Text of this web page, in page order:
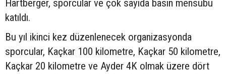
Hartberger, sporcular ve çok sayıda basın mensubu
katıldı.
Bu yıl ikinci kez düzenlenecek organizasyonda
sporcular, Kaçkar 100 kilometre, Kaçkar 50 kilometre,
Kaçkar 20 kilometre ve Ayder 4K olmak üzere dört